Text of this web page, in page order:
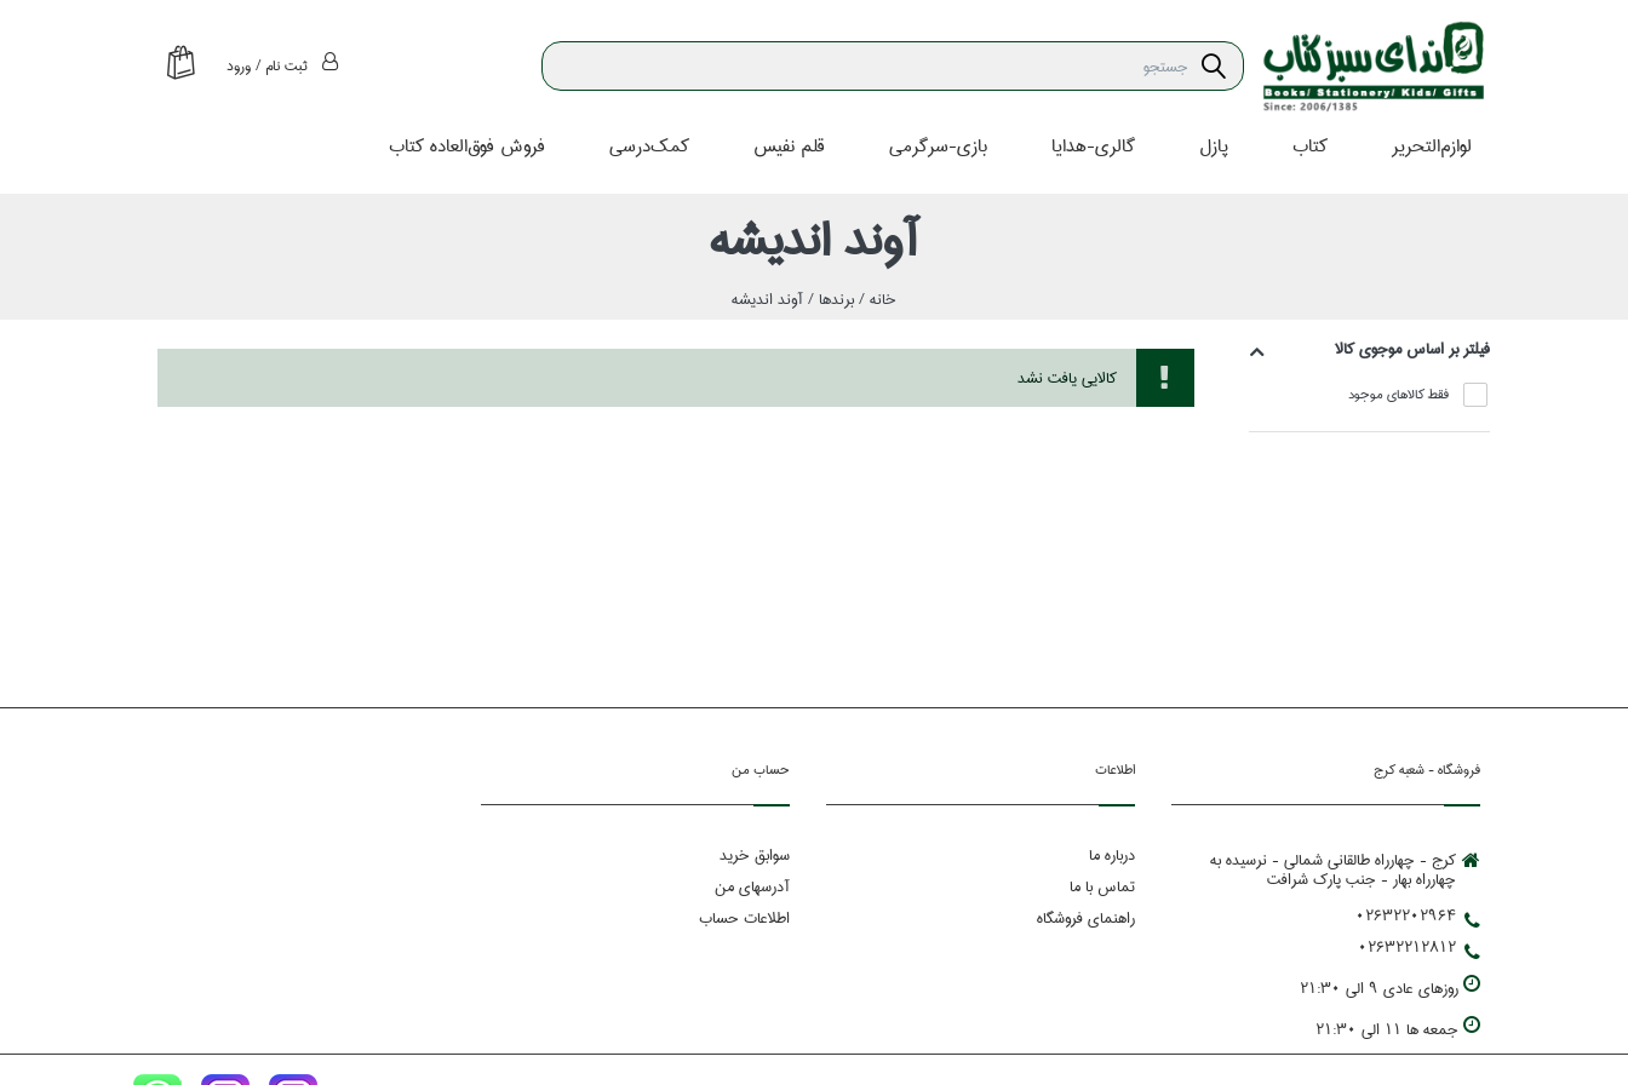
ثبت نام / ورود
لوازم‌التحرير كتاب پازل گالري-هدايا بازي-سرگرمي قلم نفيس كمك‌درسي فروش فوق‌العاده كتاب
آوند انديشه
خانه /برندها /آوند انديشه
فيلتر بر اساس موجوي كالا
فقط كالاهاي موجود
كالايي يافت نشد
فروشگاه - شعبه کرج
کرج - چهارراه طالقانی شمالی - نرسیده به
چهارراه بهار - جنب پارك شرافت
02632202964
02632212812
روزهاي عادي 9 الي 21:30
جمعه ها 11 الي 21:30
اطلاعات
درباره ما
تماس با ما
راهنمای فروشگاه
حساب من
سوابق خرید
آدرسهای من
اطلاعات حساب